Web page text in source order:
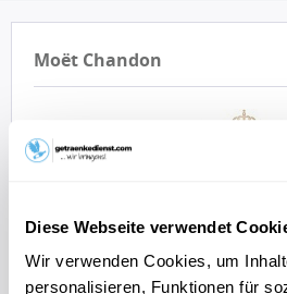
Diese Webseite verwendet
Wir verwenden Cookies, um
personalisieren, Funktionen für
Moët Chandon
Lass dir die Getränke von
nach Hause oder ins